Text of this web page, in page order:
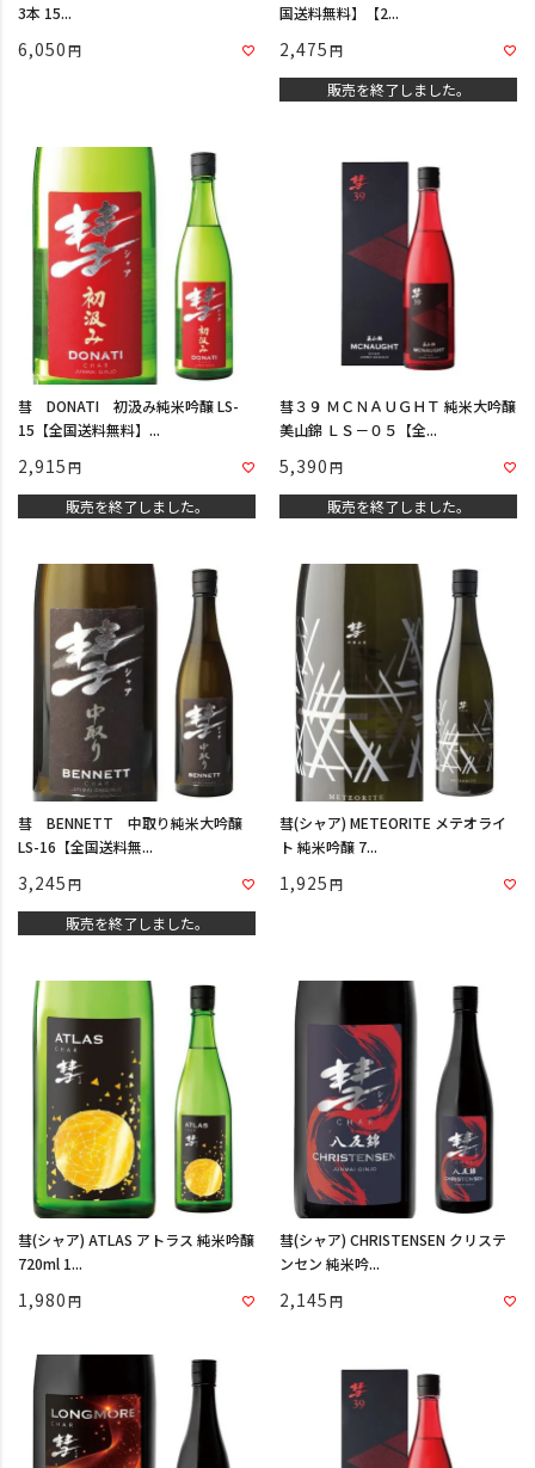
3本 15...
6,050
国送料無料】【2...
2,475
販売を終了しました。
彗 DONATI 初汲み純米吟醸 LS-
15【全国送料無料】...
2,915
販売を終了しました。
彗３９ ＭＣＮＡＵＧＨＴ 純米大吟醸
美山錦 ＬＳ－０５【全...
5,390
販売を終了しました。
彗 BENNETT 中取り純米大吟醸
LS-16【全国送料無...
3,245
販売を終了しました。
彗(シャア) METEORITE メテオライ
ト 純米吟醸 7...
1,925
彗(シャア) ATLAS アトラス 純米吟醸
720ml 1...
1,980
彗(シャア) CHRISTENSEN クリステ
ンセン 純米吟...
2,145